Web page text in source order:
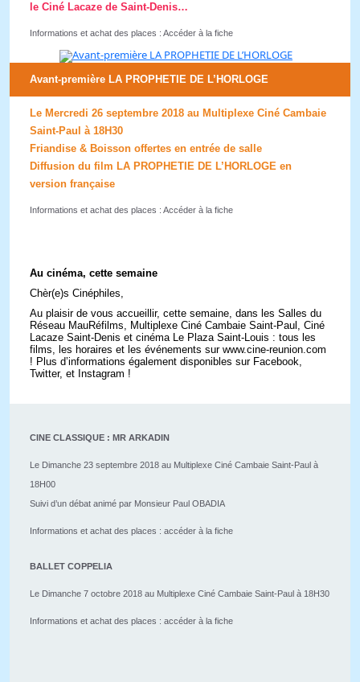
le Ciné Lacaze de Saint-Denis…
Informations et achat des places : Accéder à la fiche
Avant-première LA PROPHETIE DE L’HORLOGE
Le Mercredi 26 septembre 2018 au Multiplexe Ciné Cambaie
Saint-Paul à 18H30
Friandise & Boisson offertes en entrée de salle
Diffusion du film LA PROPHETIE DE L’HORLOGE en
version française
Informations et achat des places : Accéder à la fiche
Au cinéma, cette semaine
Chèr(e)s Cinéphiles,
Au plaisir de vous accueillir, cette semaine, dans les Salles du
Réseau MauRéfilms, Multiplexe Ciné Cambaie Saint-Paul, Ciné
Lacaze Saint-Denis et cinéma Le Plaza Saint-Louis : tous les
films, les horaires et les événements sur www.cine-reunion.com
! Plus d’informations également disponibles sur Facebook,
Twitter, et Instagram !
CINE CLASSIQUE : MR ARKADIN
Le Dimanche 23 septembre 2018 au Multiplexe Ciné Cambaie Saint-Paul à
18H00
Suivi d’un débat animé par Monsieur Paul OBADIA
Informations et achat des places : accéder à la fiche
BALLET COPPELIA
Le Dimanche 7 octobre 2018 au Multiplexe Ciné Cambaie Saint-Paul à 18H30
Informations et achat des places : accéder à la fiche